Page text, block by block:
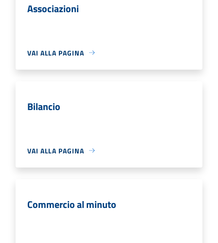
Associazioni
VAI ALLA PAGINA
Bilancio
VAI ALLA PAGINA
Commercio al minuto